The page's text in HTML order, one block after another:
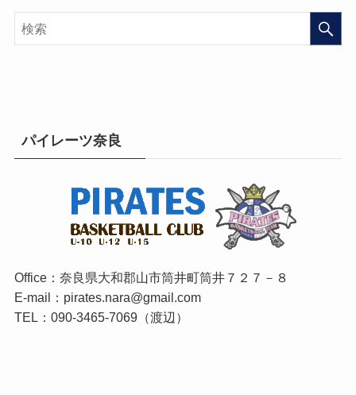
パイレーツ奈良
Office：奈良県大和郡山市筒井町筒井７２７－８
E-mail：pirates.nara@gmail.com
TEL：090-3465-7069（渡辺）